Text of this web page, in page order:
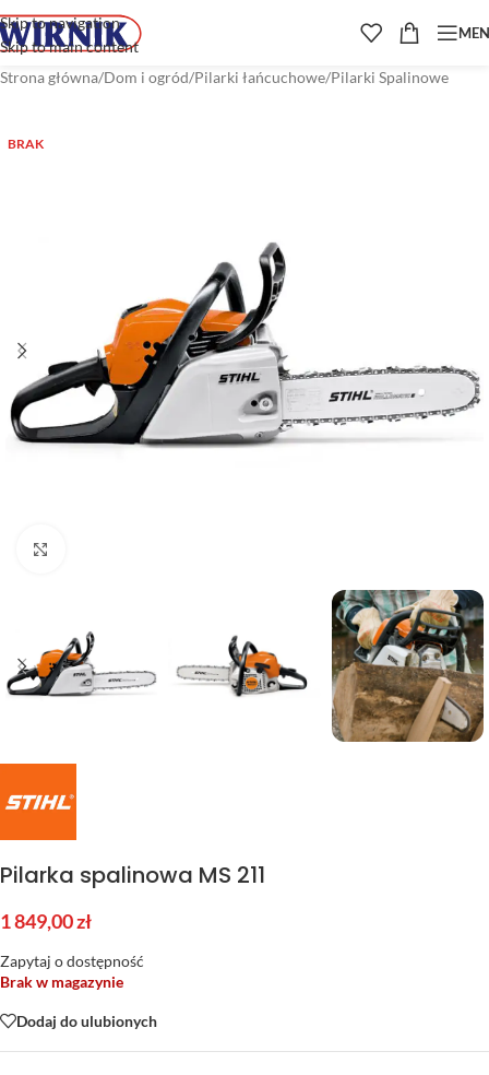
Skip to navigation
Skip to main content
Strona główna/Dom i ogród/Pilarki łańcuchowe/Pilarki Spalinowe
BRAK
Pilarka spalinowa MS 211
1 849,00zł
Zapytaj o dostępność
Brak w magazynie
Dodaj do ulubionych